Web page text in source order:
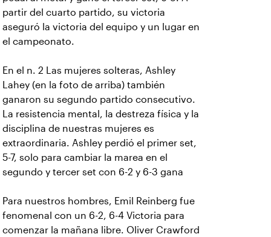
partir del cuarto partido, su victoria
aseguró la victoria del equipo y un lugar en
el campeonato.
En el n. 2 Las mujeres solteras, Ashley
Lahey (en la foto de arriba) también
ganaron su segundo partido consecutivo.
La resistencia mental, la destreza física y la
disciplina de nuestras mujeres es
extraordinaria. Ashley perdió el primer set,
5-7, solo para cambiar la marea en el
segundo y tercer set con 6-2 y 6-3 gana
Para nuestros hombres, Emil Reinberg fue
fenomenal con un 6-2, 6-4 Victoria para
comenzar la mañana libre. Oliver Crawford